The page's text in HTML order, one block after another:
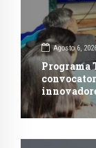
Agosto 6,
Programa